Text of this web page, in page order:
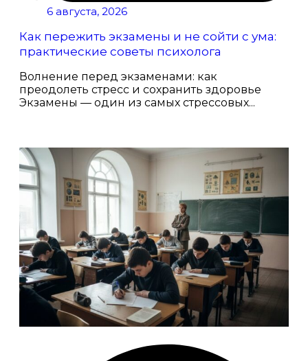
6 августа, 2026
Как пережить экзамены и не сойти с ума:
практические советы психолога
Волнение перед экзаменами: как
преодолеть стресс и сохранить здоровье
Экзамены — один из самых стрессовых...